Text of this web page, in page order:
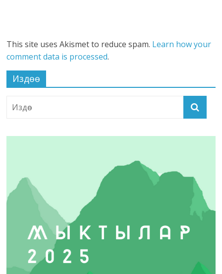
This site uses Akismet to reduce spam. Learn how your
comment data is processed.
Издөө